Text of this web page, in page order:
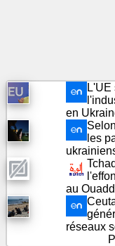
Ordre
du
jour
Divertissement
Réseau
social
en
les
au
réseaux